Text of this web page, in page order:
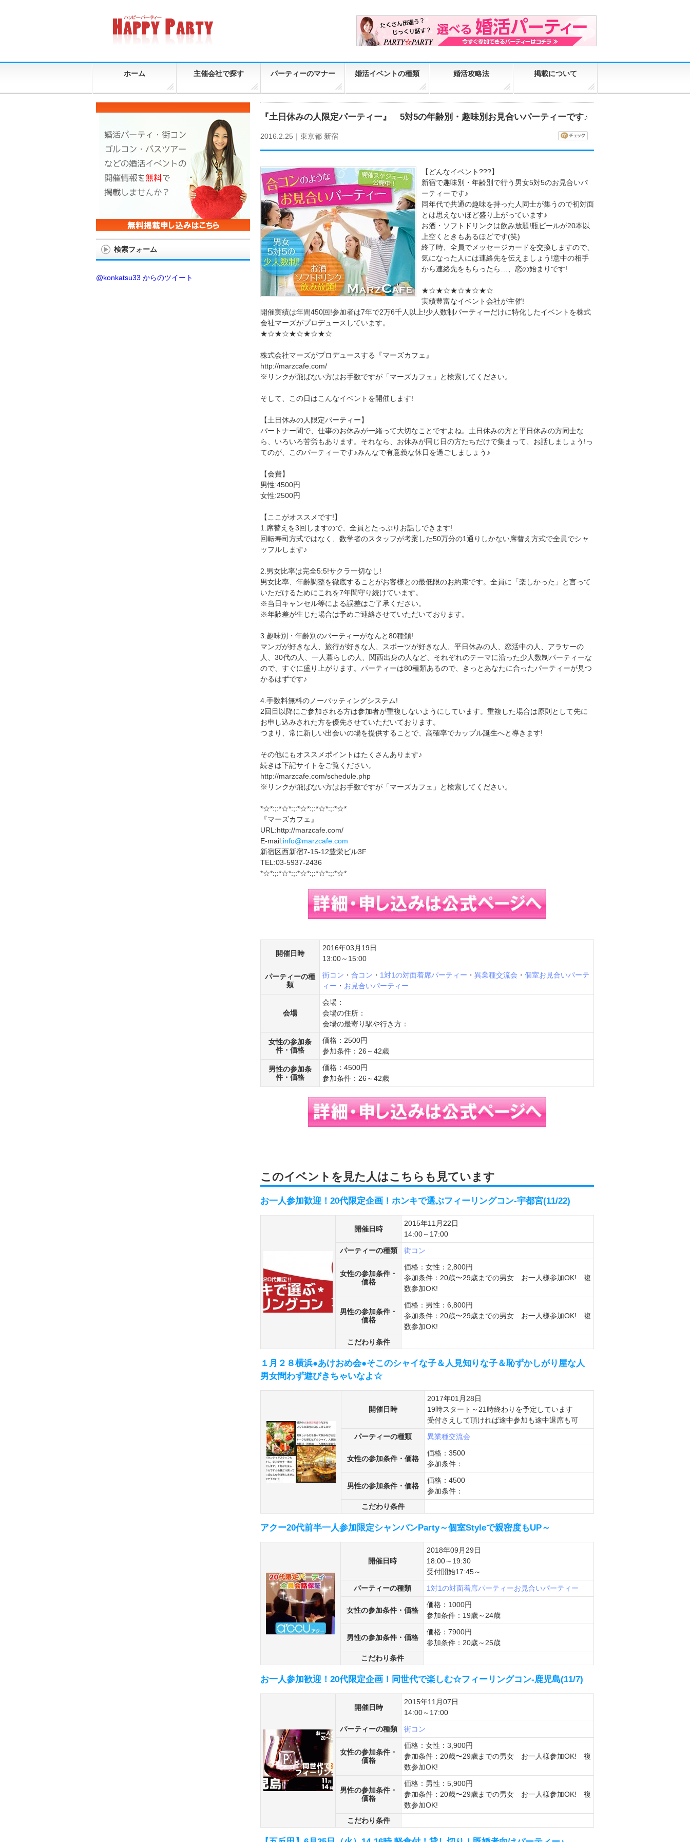
ホーム 主催会社で探す パーティーのマナー 婚活イベントの種類 婚活攻略法 掲載について
『土日休みの人限定パーティー』 5対5の年齢別・趣味別お見合いパーティーです♪
2016.2.25｜ 東京都 新宿
【どんなイベント???】
新宿で趣味別・年齢別で行う男女5対5のお見合いパ
ーティーです♪
同年代で共通の趣味を持った人同士が集うので初対面
とは思えないほど盛り上がっています♪
お酒・ソフトドリンクは飲み放題!瓶ビールが20本以
上空くときもあるほどです(笑)
終了時、全員でメッセージカードを交換しますので、
気になった人には連絡先を伝えましょう!意中の相手
から連絡先をもらったら…、恋の始まりです!
★☆★☆★☆★☆★☆
実績豊富なイベント会社が主催!
開催実績は年間450回!参加者は7年で2万6千人以上!少人数制パーティーだけに特化したイベントを株式
会社マーズがプロデュースしています。
★☆★☆★☆★☆★☆
株式会社マーズがプロデュースする『マーズカフェ』
http://marzcafe.com/
※リンクが飛ばない方はお手数ですが「マーズカフェ」と検索してください。
そして、この日はこんなイベントを開催します!
【土日休みの人限定パーティー】
パートナー間で、仕事のお休みが一緒って大切なことですよね。土日休みの方と平日休みの方同士な
ら、いろいろ苦労もあります。それなら、お休みが同じ日の方たちだけで集まって、お話しましょう!っ
てのが、このパーティーです♪みんなで有意義な休日を過ごしましょう♪
【会費】
男性:4500円
女性:2500円
【ここがオススメです!】
1.席替えを3回しますので、全員とたっぷりお話しできます!
回転寿司方式ではなく、数学者のスタッフが考案した50万分の1通りしかない席替え方式で全員でシャ
ッフルします♪
2.男女比率は完全5:5!サクラ一切なし!
男女比率、年齢調整を徹底することがお客様との最低限のお約束です。全員に「楽しかった」と言って
いただけるためにこれを7年間守り続けています。
※当日キャンセル等による誤差はご了承ください。
※年齢差が生じた場合は予めご連絡させていただいております。
3.趣味別・年齢別のパーティーがなんと80種類!
マンガが好きな人、旅行が好きな人、スポーツが好きな人、平日休みの人、恋活中の人、アラサーの
人、30代の人、一人暮らしの人、関西出身の人など、それぞれのテーマに沿った少人数制パーティーな
ので、すぐに盛り上がります。パーティーは80種類あるので、きっとあなたに合ったパーティーが見つ
かるはずです♪
4.手数料無料のノーバッティングシステム!
2回目以降にご参加される方は参加者が重複しないようにしています。重複した場合は原則として先に
お申し込みされた方を優先させていただいております。
つまり、常に新しい出会いの場を提供することで、高確率でカップル誕生へと導きます!
その他にもオススメポイントはたくさんあります♪
続きは下記サイトをご覧ください。
http://marzcafe.com/schedule.php
※リンクが飛ばない方はお手数ですが「マーズカフェ」と検索してください。
*☆*:;:*☆*:;:*☆*:;:*☆*:;:*☆*
『マーズカフェ』
URL:http://marzcafe.com/
E-mail:info@marzcafe.com
新宿区西新宿7-15-12豊栄ビル3F
TEL:03-5937-2436
*☆*:;:*☆*:;:*☆*:;:*☆*:;:*☆*
開催日時
2016年03月19日
13:00～15:00
パーティーの種
類
街コン ・ 合コン ・ 1対1の対面着席パーティー ・ 異業種交流会 ・ 個室お見合いパーテ
ィー ・ お見合いパーティー
会場
会場：
会場の住所：
会場の最寄り駅や行き方：
女性の参加条
件・価格
価格：2500円
参加条件：26～42歳
男性の参加条
件・価格
価格：4500円
参加条件：26～42歳
このイベントを見た人はこちらも見ています
お一人参加歓迎！20代限定企画！ホンキで選ぶフィーリングコン-宇都宮(11/22)
開催日時
2015年11月22日
14:00～17:00
パーティーの種類
街コン
女性の参加条件・
価格
価格：女性：2,800円
参加条件：20歳〜29歳までの男女 お一人様参加OK! 複
数参加OK!
男性の参加条件・
価格
価格：男性：6,800円
参加条件：20歳〜29歳までの男女 お一人様参加OK! 複
数参加OK!
こだわり条件
１月２８横浜●あけおめ会●そこのシャイな子＆人見知りな子＆恥ずかしがり屋な人
男女問わず遊びきちゃいなよ☆
開催日時
2017年01月28日
19時スタート～21時終わりを予定しています
受付さえして頂ければ途中参加も途中退席も可
パーティーの種類
異業種交流会
女性の参加条件・価格
価格：3500
参加条件：
男性の参加条件・価格
価格：4500
参加条件：
こだわり条件
アクー20代前半一人参加限定シャンパンParty～個室Styleで親密度もUP～
開催日時
2018年09月29日
18:00～19:30
受付開始17:45～
パーティーの種類
1対1の対面着席パーティーお見合いパーティー
女性の参加条件・価格
価格：1000円
参加条件：19歳～24歳
男性の参加条件・価格
価格：7900円
参加条件：20歳～25歳
こだわり条件
お一人参加歓迎！20代限定企画！同世代で楽しむ☆フィーリングコン-鹿児島(11/7)
開催日時
2015年11月07日
14:00～17:00
パーティーの種類
街コン
女性の参加条件・
価格
価格：女性：3,900円
参加条件：20歳〜29歳までの男女 お一人様参加OK! 複
数参加OK!
男性の参加条件・
価格
価格：男性：5,900円
参加条件：20歳〜29歳までの男女 お一人様参加OK! 複
数参加OK!
こだわり条件
検索フォーム
@konkatsu33 からのツイート